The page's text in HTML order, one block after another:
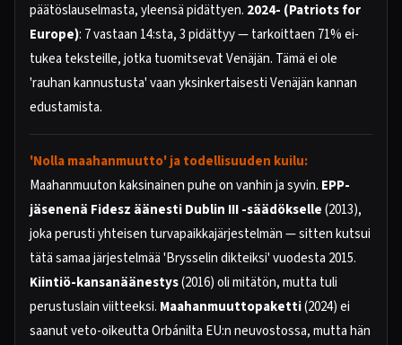
päätöslauselmasta, yleensä pidättyen. 2024- (Patriots for
Europe): 7 vastaan 14:sta, 3 pidättyy — tarkoittaen 71% ei-
tukea teksteille, jotka tuomitsevat Venäjän. Tämä ei ole
'rauhan kannustusta' vaan yksinkertaisesti Venäjän kannan
edustamista.
'Nolla maahanmuutto' ja todellisuuden kuilu:
Maahanmuuton kaksinainen puhe on vanhin ja syvin. EPP-
jäsenenä Fidesz äänesti Dublin III -säädökselle(2013),
joka perusti yhteisen turvapaikkajärjestelmän — sitten kutsui
tätä samaa järjestelmää 'Brysselin dikteiksi' vuodesta 2015.
Kiintiö-kansanäänestys(2016) oli mitätön, mutta tuli
perustuslain viitteeksi. Maahanmuuttopaketti(2024) ei
saanut veto-oikeutta Orbánilta EU:n neuvostossa, mutta hän